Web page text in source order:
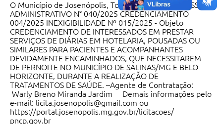
O Município de Josenópolis, Torna público, PPROCESSO
ADMINISTRATIVO N° 040/2025 CREDENCIAMENTO
004/2025 INEXIGIBILIDADE Nº 015/2025 - Objeto
CREDENCIAMENTO DE INTERESSADOS EM PRESTAR
SERVIÇOS DE DIÁRIAS EM HOTELARIA, POUSADAS OU
SIMILARES PARA PACIENTES E ACOMPANHANTES
DEVIDAMENTE ENCAMINHADOS, QUE NECESSITAREM
DE PERNOITE NO MUNICÍPIO DE SALINAS/MG E BELO
HORIZONTE, DURANTE A REALIZAÇÃO DE
TRATAMENTOS DE SAÚDE. –Agente de Contratação:
Warly Breno Miranda Jardim Demais informações pelo
e-mail: licita.josenopolis@gmail.com ou
https://portal.josenopolis.mg.gov.br/licitacoes/
pncp.gov.br